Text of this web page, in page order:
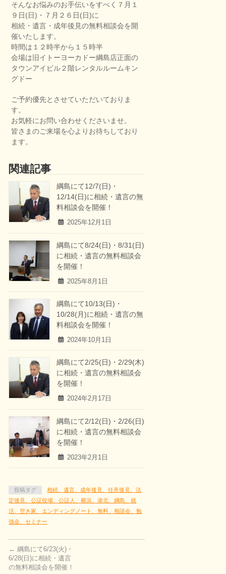
そんなお悩みのお手伝いをすべく７ 月１
９ 日(日)・７ 月２６日(日)に
相続・遺言・成年後見の無料相談会を開
催いたします。
時間は１２時半から１５時半
会場は旧イトーヨーカドー綱島店正面の
タウンアイビル２階レンタルルームキン
グドー
ご予約優先とさせていただいておりま
す。
お気軽にお問い合わせくださいませ。
皆さまのご来場を心よりお待ちしており
ます。
関連記事
綱島にて12/7(日)・
12/14(日)に相続・遺言の無
料相談会を開催！
2025年12月1日
綱島にて8/24(日)・8/31(日)
に相続・遺言の無料相談会
を開催！
2025年8月1日
綱島にて10/13(日)・
10/28(月)に相続・遺言の無
料相談会を開催！
2024年10月1日
綱島にて2/25(日)・2/29(木)
に相続・遺言の無料相談会
を開催！
2024年2月17日
綱島にて2/12(日)・2/26(日)
に相続・遺言の無料相談会
を開催！
2023年2月1日
投稿タグ
相続、遺言、成年後見、任意後見、法
定後見、公証役場、公証人、横浜、港北、綱島、就
活、空き家、エンディングノート、無料、相談会、勉
強会、セミナー
← 綱島にて6/23(火)・
6/28(日)に相続・遺言
の無料相談会を開催！